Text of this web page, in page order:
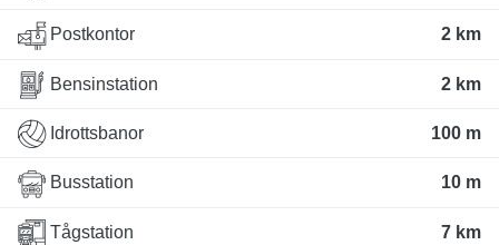
Postkontor 2 km
Bensinstation 2 km
Idrottsbanor 100 m
Busstation 10 m
Tågstation 7 km